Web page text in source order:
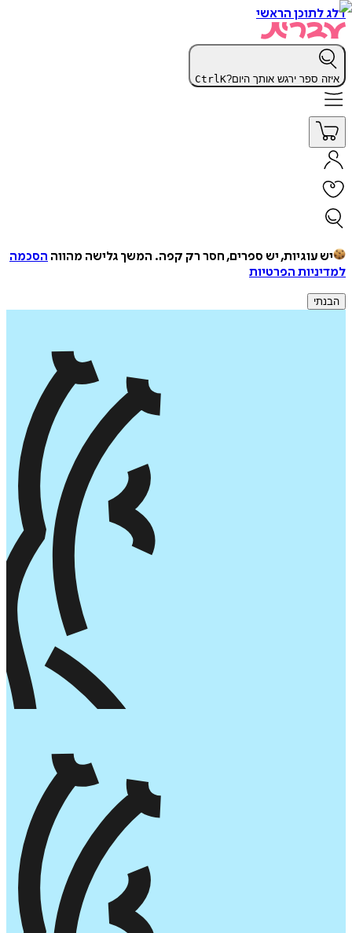
דלג לתוכן הראשי
איזה ספר ירגש אותך היום? CtrlK
יש עוגיות, יש ספרים, חסר רק קפה. המשך גלישה מהווה הסכמה
למדיניות הפרטיות
הבנתי